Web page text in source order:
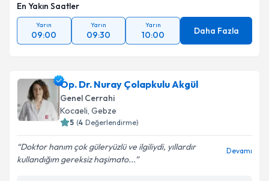
En Yakın Saatler
Yarın
09:00
Yarın
09:30
Yarın
10:00 Daha Fazla
Op. Dr. Nuray Çolapkulu Akgül
Genel Cerrahi
Kocaeli, Gebze
5 (4 Değerlendirme)
Doktor hanım çok güleryüzlü ve ilgiliydi, yıllardır
kullandığım gereksiz haşimato...
Devamı